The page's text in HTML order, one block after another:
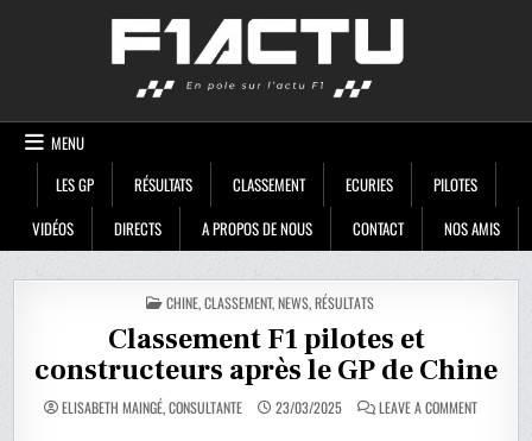
MENU
LES GP
RÉSULTATS CLASSEMENT ECURIES
PILOTES
VIDÉOS
DIRECTS A PROPOS DE NOUS CONTACT NOS AMIS
POSTED
IN
CHINE,CLASSEMENT,NEWS,RÉSULTATS
Classement F1 pilotes et
constructeurs après le GP de Chine
ELISABETH MAINGÉ, CONSULTANTE 23/03/2025 LEAVE A COMMENTON